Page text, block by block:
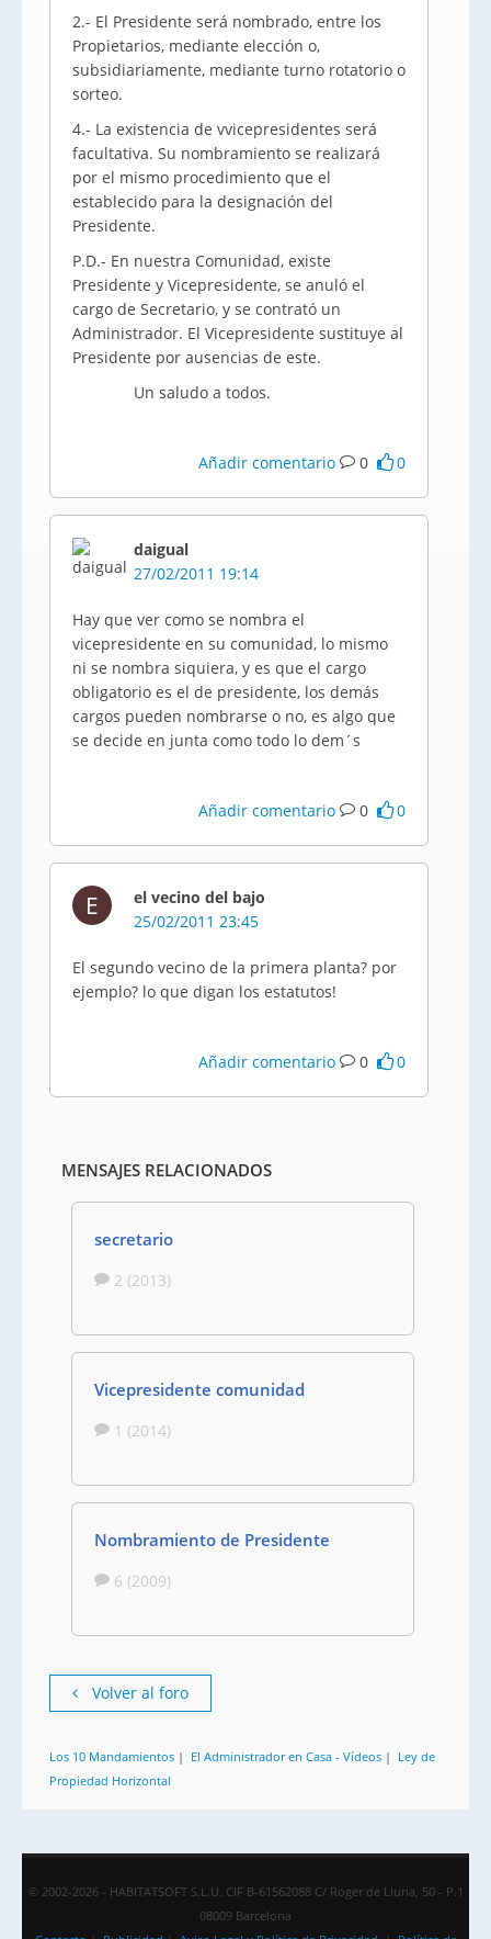
2.- El Presidente será nombrado, entre los
Propietarios, mediante elección o,
subsidiariamente, mediante turno rotatorio o
sorteo.
4.- La existencia de vvicepresidentes será
facultativa. Su nombramiento se realizará
por el mismo procedimiento que el
establecido para la designación del
Presidente.
P.D.- En nuestra Comunidad, existe
Presidente y Vicepresidente, se anuló el
cargo de Secretario, y se contrató un
Administrador. El Vicepresidente sustituye al
Presidente por ausencias de este.
Un saludo a todos.
Añadir comentario 0 0
daigual
27/02/2011 19:14
Hay que ver como se nombra el
vicepresidente en su comunidad, lo mismo
ni se nombra siquiera, y es que el cargo
obligatorio es el de presidente, los demás
cargos pueden nombrarse o no, es algo que
se decide en junta como todo lo dem´s
Añadir comentario 0 0
E
el vecino del bajo
25/02/2011 23:45
El segundo vecino de la primera planta? por
ejemplo? lo que digan los estatutos!
Añadir comentario 0 0
MENSAJES RELACIONADOS
secretario
2 (2013)
Vicepresidente comunidad
1 (2014)
Nombramiento de Presidente
6 (2009)
Volver al foro
Los 10 Mandamientos | El Administrador en Casa - Vídeos | Ley de
Propiedad Horizontal
© 2002-2026 - HABITATSOFT S.L.U. CIF B-61562088 C/ Roger de Lluria, 50 - P.1
08009 Barcelona